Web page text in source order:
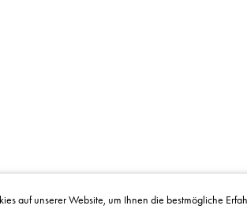
auf unserer Website, um Ihnen die bestmögliche